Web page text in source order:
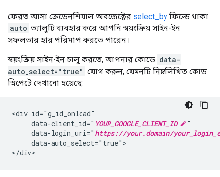
ফেরত আসা ক্রেডেনশিয়াল অবজেক্টের select_by ফিল্ডে থাকা
auto ভ্যালুটি ব্যবহার করে আপনি স্বয়ংক্রিয় সাইন-ইন
সফলতার হার পরিমাপ করতে পারেন।
স্বয়ংক্রিয় সাইন-ইন চালু করতে, আপনার কোডে data-
auto_select="true" যোগ করুন, যেমনটি নিম্নলিখিত কোড
স্নিপেটে দেখানো হয়েছে:
<div id="g_id_onload"
     data-client_id="
YOUR_GOOGLE_CLIENT_ID
"
     data-login_uri="
https://your.domain/
     data-auto_select="true">